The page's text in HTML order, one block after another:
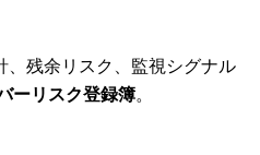
、残余リスク、監視シグナル
ーリスク登録簿。